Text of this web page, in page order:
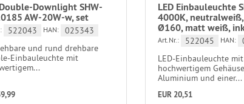
Downlight SHW-
AW-20W-w, set
522043 HAN:
025343
und rund drehbare
Einbauleuchte mit
LED Einbauleuchte
4000K,
Ø160, matt weiß,
Art.Nr.: 522045 HAN:
LED-Einbauleuchte mit
hochwertigem
Aluminium und einer...
EUR 20,51